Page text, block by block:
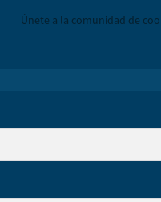
Únete a la comunidad de